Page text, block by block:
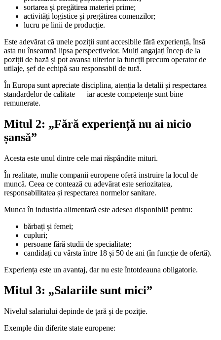
sortarea și pregătirea materiei prime;
activități logistice și pregătirea comenzilor;
lucru pe linii de producție.
Este adevărat că unele poziții sunt accesibile fără experiență, însă
asta nu înseamnă lipsa perspectivelor. Mulți angajați încep de la
poziții de bază și pot avansa ulterior la funcții precum operator de
utilaje, șef de echipă sau responsabil de tură.
În Europa sunt apreciate disciplina, atenția la detalii și respectarea
standardelor de calitate — iar aceste competențe sunt bine
remunerate.
Mitul 2: „Fără experiență nu ai nicio
șansă”
Acesta este unul dintre cele mai răspândite mituri.
În realitate, multe companii europene oferă instruire la locul de
muncă. Ceea ce contează cu adevărat este seriozitatea,
responsabilitatea și respectarea normelor sanitare.
Munca în industria alimentară este adesea disponibilă pentru:
bărbați și femei;
cupluri;
persoane fără studii de specialitate;
candidați cu vârsta între 18 și 50 de ani (în funcție de ofertă).
Experiența este un avantaj, dar nu este întotdeauna obligatorie.
Mitul 3: „Salariile sunt mici”
Nivelul salariului depinde de țară și de poziție.
Exemple din diferite state europene: